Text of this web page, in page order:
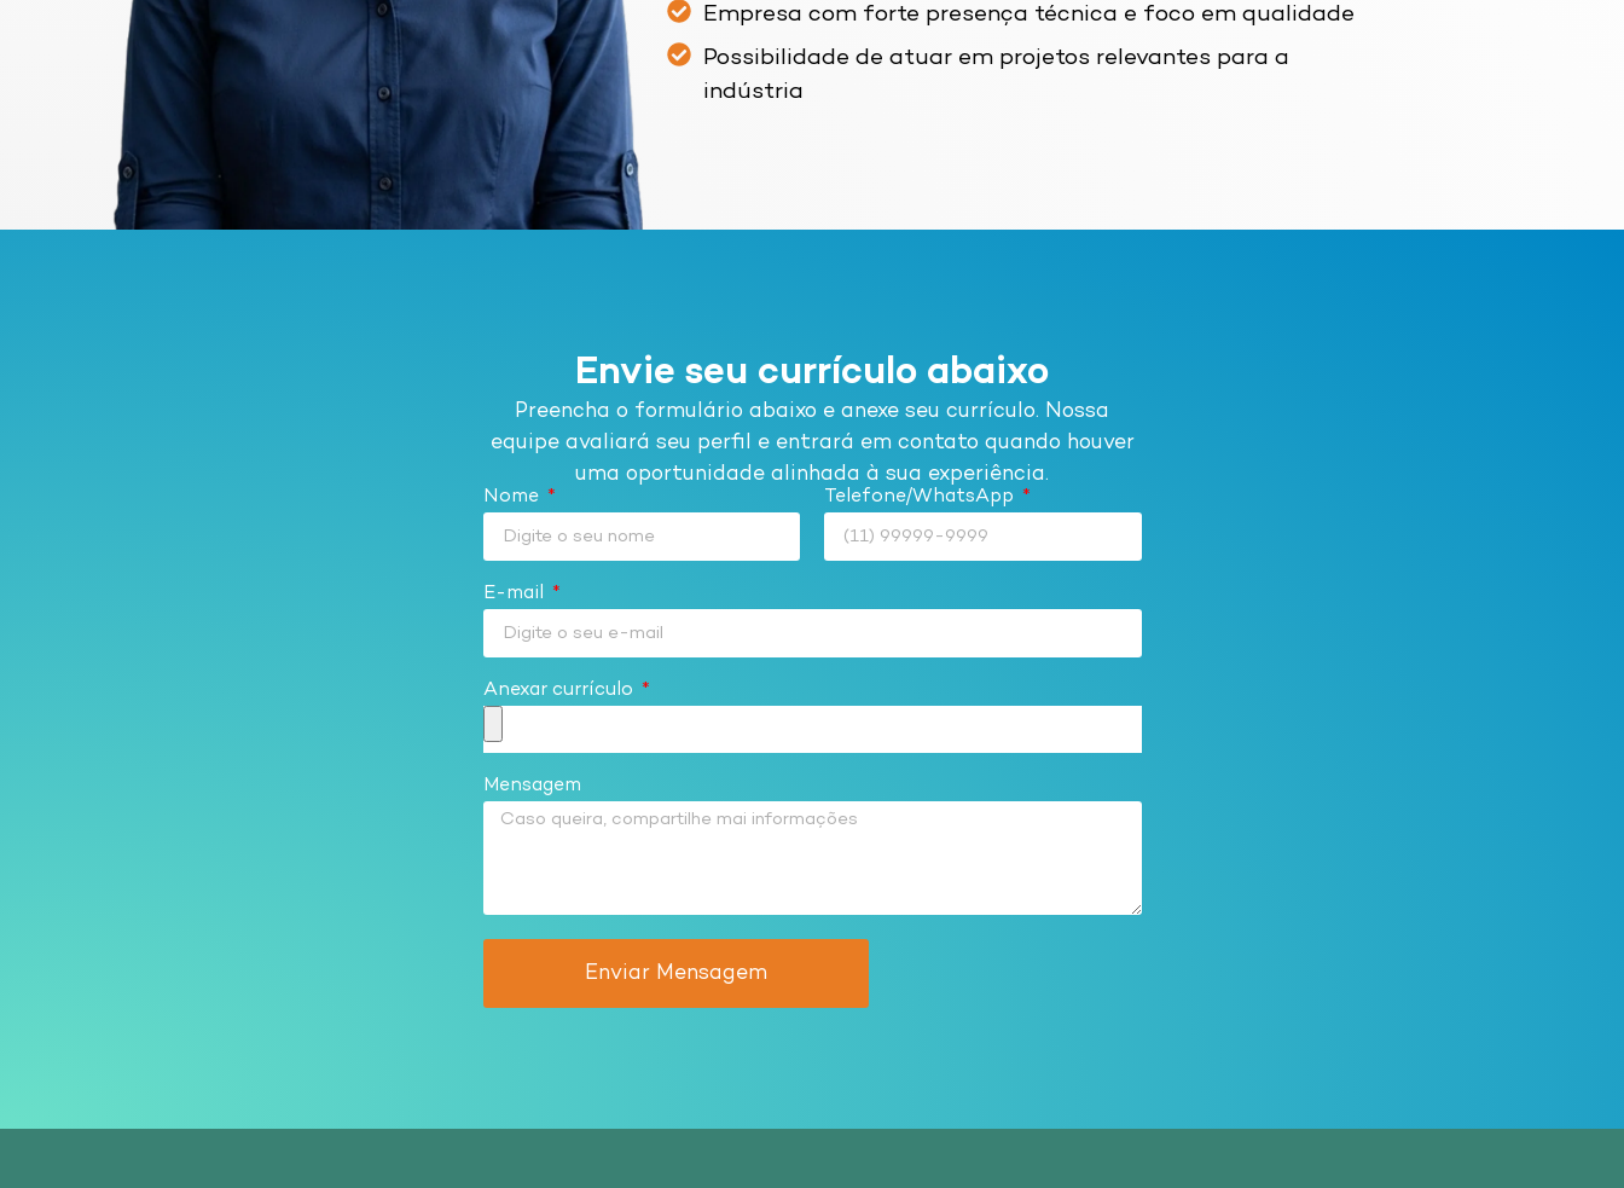
Empresa com forte presença técnica e foco em qualidade
Possibilidade de atuar em projetos relevantes para a
indústria
Envie seu currículo abaixo
Preencha o formulário abaixo e anexe seu currículo. Nossa
equipe avaliará seu perfil e entrará em contato quando houver
uma oportunidade alinhada à sua experiência.
Nome Telefone/WhatsApp
E-mail
Anexar currículo
Mensagem
Enviar Mensagem